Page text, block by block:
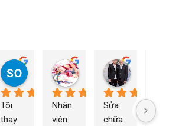
so young
2 năm trước
Tôi
thay
My Nguyễn
2 năm trước
Nhân
viên
Sửa
chữa
n